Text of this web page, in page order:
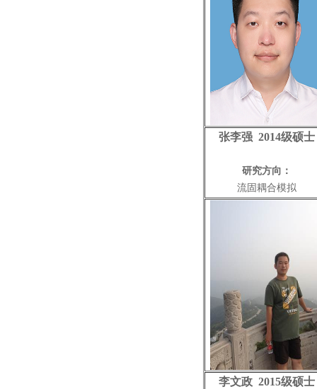
张李强 2014级硕士
研究方向：
流固耦合模拟
李文政 2015级硕士